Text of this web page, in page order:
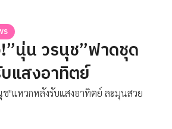
นุ่น วรนุช”ฟาดชุด
แสงอาทิตย์
"แหวกหลังรับแสงอาทิตย์ ละมุนสวย